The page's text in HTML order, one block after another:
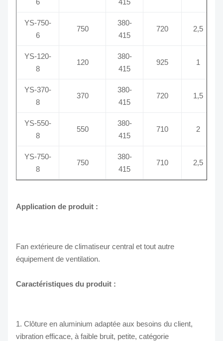
6 415
YS-750-
6
750
380-
415
720 2,5
YS-120-
8
120
380-
415
925 1
YS-370-
8
370
380-
415
720 1,5
YS-550-
8
550
380-
415
710 2
YS-750-
8
750
380-
415
710 2,5
Application de produit :
Fan extérieure de climatiseur central et tout autre
équipement de ventilation.
Caractéristiques du produit :
1. Clôture en aluminium adaptée aux besoins du client,
vibration efficace, à faible bruit, petite, catégorie